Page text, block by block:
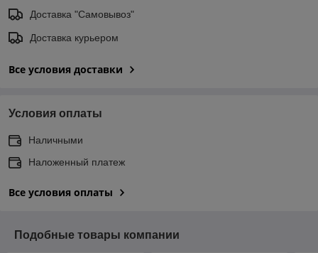
Доставка "Самовывоз"
Доставка курьером
Все условия доставки
Условия оплаты
Наличными
Наложенный платеж
Все условия оплаты
Подобные товары компании